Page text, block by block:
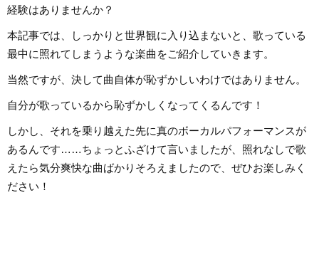
等の伴奏者として活動している。
行の曲を教わることも多く、邦
楽・洋楽・CM曲など、ジャンルを
問わずなんでもピアノで弾いてみ
るのが趣味。2021年より、Webラ
音楽をはじめさまざまなジャンル
の執筆にあたっている。
音楽経験としては
ーを始め、学生時
に注力。その後15
至るまで、いちボ
す。邦楽ロック、
得意ジャンルです。
経験はありませんか？
本記事では、しっかりと世界観に入り込まないと、歌っている
最中に照れてしまうような楽曲をご紹介していきます。
当然ですが、決して曲自体が恥ずかしいわけではありません。
自分が歌っているから恥ずかしくなってくるんです！
しかし、それを乗り越えた先に真のボーカルパフォーマンスが
あるんです……ちょっとふざけて言いましたが、照れなしで歌
えたら気分爽快な曲ばかりそろえましたので、ぜひお楽しみく
ださい！